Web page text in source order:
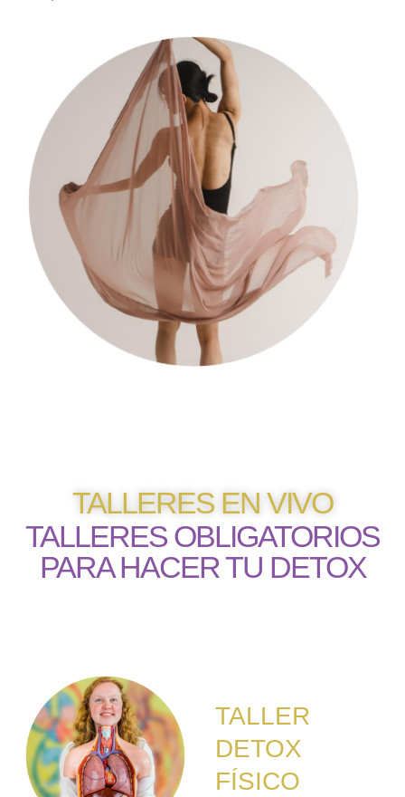
TALLERES EN VIVO
TALLERES OBLIGATORIOS
PARA HACER TU DETOX
TALLER
DETOX
FÍSICO